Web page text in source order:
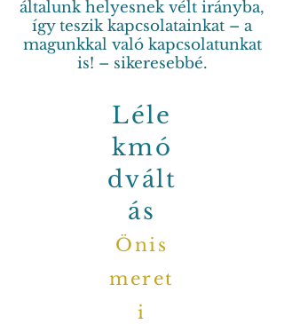
általunk helyesnek vélt irányba,
így teszik kapcsolatainkat – a
magunkkal való kapcsolatunkat
is! – sikeresebbé.
Léle
kmó
dvált
ás
Önis
meret
i